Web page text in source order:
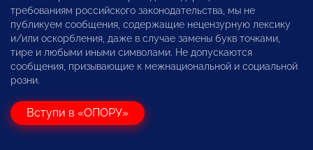
требованиям российского законодательства, мы не
публикуем сообщения, содержащие нецензурную лексику
и/или оскорбления, даже в случае замены букв точками,
тире и любыми иными символами. Не допускаются
сообщения, призывающие к межнациональной и социальной
розни.
Вступи в «ОПОРУ»